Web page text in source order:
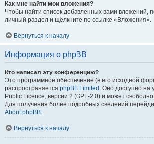
Как мне найти мои вложения?
Чтобы найти список добавленных вами вложений,
личный раздел и щёлкните по ссылке «Вложения».
Вернуться к началу
Информация о phpBB
Кто написал эту конференцию?
Это программное обеспечение (в его исходной
распространяется phpBB Limited . Оно доступно на
Public Licence, версии 2 (GPL-2.0) и может
Для получения более подробных сведений
About phpBB.
Вернуться к началу